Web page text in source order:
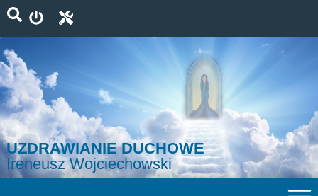
UZDRAWIANIE DUCHOWE
Ireneusz Wojciechowski